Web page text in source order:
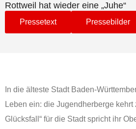
Rottweil hat wieder eine „Juhe“
Pressetext Pressebilder
In die älteste Stadt Baden-
Leben ein: die Jugendherberge kehrt
Glücksfall“ für die Stadt spricht ihr